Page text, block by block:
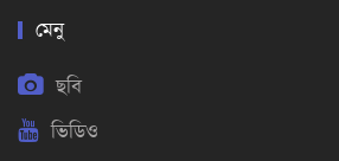
মেনু
ছবি
ভিডিও